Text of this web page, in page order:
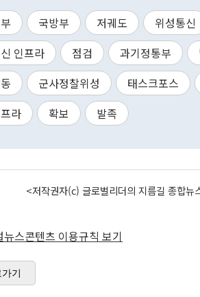
국방부 저궤도 위성통신
인프라
점검 과기정통부
군사정찰위성 태스크포스
라
확보 발족
<저작권자(c) 글로벌리더의 지름길 종합
뉴스콘텐츠 이용규칙 보기
기